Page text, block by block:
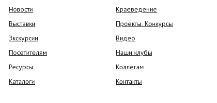
Новости
Выставки
Экскурсии
Посетителям
Ресурсы
Каталоги
Краеведение
Проекты. Конкурсы
Видео
Наши клубы
Коллегам
Контакты